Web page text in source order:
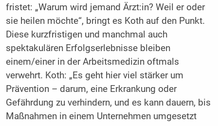
fristet: „Warum wird jemand Ärzt:in? Weil er oder
sie heilen möchte“, bringt es Koth auf den Punkt.
Diese kurzfristigen und manchmal auch
spektakulären Erfolgserlebnisse bleiben
einem/einer in der Arbeitsmedizin oftmals
verwehrt. Koth: „Es geht hier viel stärker um
Prävention – darum, eine Erkrankung oder
Gefährdung zu verhindern, und es kann dauern, bis
Maßnahmen in einem Unternehmen umgesetzt